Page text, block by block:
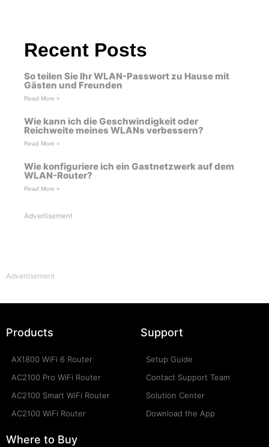
Recent Posts
So teilen Sie Ihr WLAN-Passwort zu Hause mit
Gästen und Freunden
Read More »
Wie kann ich die Geschwindigkeit oder
Reichweite meines WLANs verbessern?
Read More »
Wie konfiguriere ich ein Gastnetzwerk auf dem
WLAN-Router?
Read More »
Advertisement
Advertisement
Products
AX1800 WiFi 6 Router
AC2100 Pro WiFi Router
AC2100 Smart WiFi Router
AC2100 WiFi Router
Support
Setup Guide
Contact Support Team
Solution Center
Download the App
Where to Buy